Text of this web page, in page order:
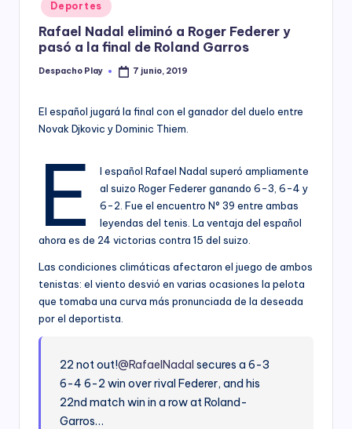
y
in
Deportes
Rafael Nadal eliminó a Roger Federer y
pasó a la final de Roland Garros
Posted
Despacho Play 7 junio, 2019
El español jugará la final con el ganador del duelo entre
Novak Djkovic y Dominic Thiem.
E
l español Rafael Nadal superó ampliamente
al suizo Roger Federer ganando 6-3, 6-4 y
6-2. Fue el encuentro N° 39 entre ambas
leyendas del tenis. La ventaja del español
ahora es de 24 victorias contra 15 del suizo.
Las condiciones climáticas afectaron el juego de ambos
tenistas: el viento desvió en varias ocasiones la pelota
que tomaba una curva más pronunciada de la deseada
por el deportista.
22 not out!@RafaelNadal secures a 6-3
6-4 6-2 win over rival Federer, and his
22nd match win in a row at Roland-
Garros…